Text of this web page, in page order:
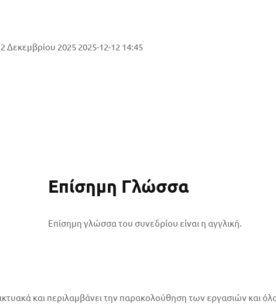
Δεκεμβρίου 2025 2025-12-12 14:45
Επίσημη Γλώσσα
Επίσημη γλώσσα του συνεδρίου είναι η αγγλική.
και περιλαμβάνει την παρακολούθηση των εργασιών και